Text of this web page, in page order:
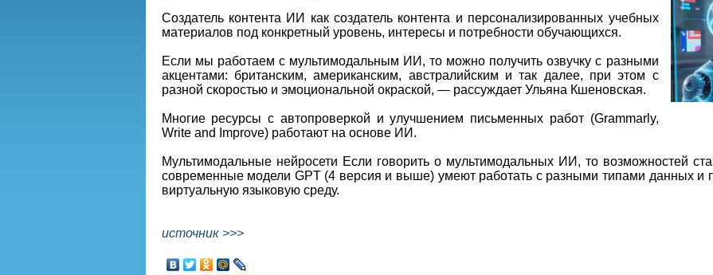
Создатель контента ИИ как создатель контента и персонализированных учебных
материалов под конкретный уровень, интересы и потребности обучающихся.
Если мы работаем с мультимодальным ИИ, то можно получить озвучку с разными
акцентами: британским, американским, австралийским и так далее, при этом с
разной скоростью и эмоциональной окраской, — рассуждает Ульяна Кшеновская.
Многие ресурсы с автопроверкой и улучшением письменных работ (Grammarly,
Write and Improve) работают на основе ИИ.
Мультимодальные нейросети Если говорить о мультимодальных ИИ, то возможностей
современные модели GPT (4 версия и выше) умеют работать с разными типами данных и
виртуальную языковую среду.
источник >>>